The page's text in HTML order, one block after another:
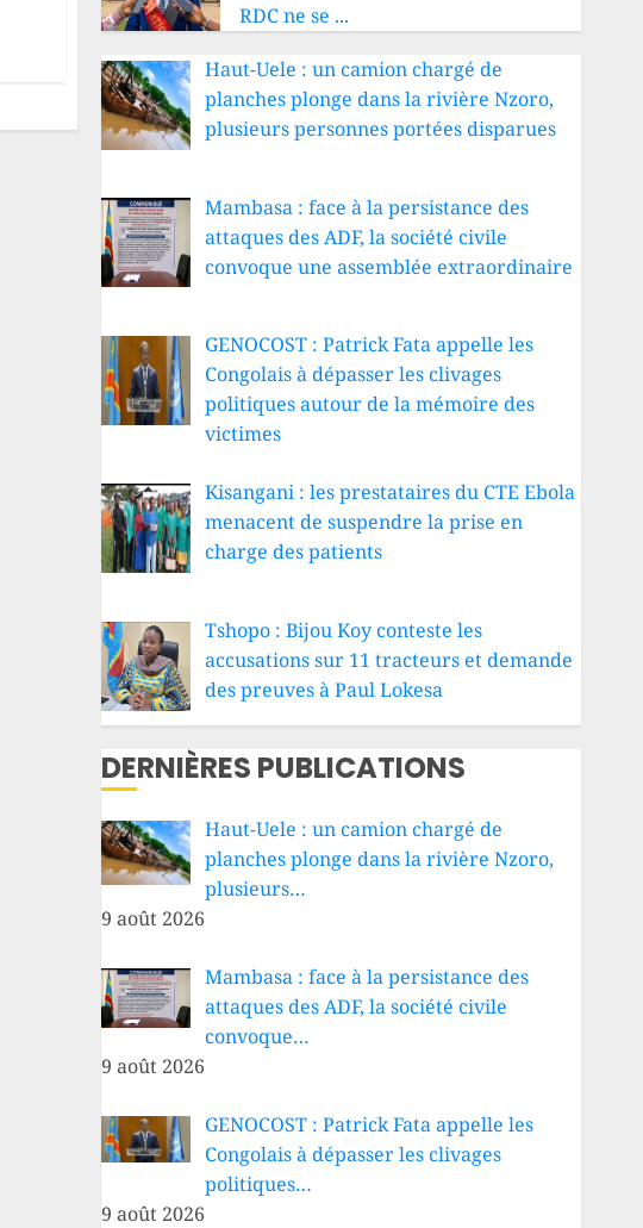
RDC ne se ...
Haut-Uele : un camion chargé de
planches plonge dans la rivière Nzoro,
plusieurs personnes portées disparues
Mambasa : face à la persistance des
attaques des ADF, la société civile
convoque une assemblée extraordinaire
GENOCOST : Patrick Fata appelle les
Congolais à dépasser les clivages
politiques autour de la mémoire des
victimes
Kisangani : les prestataires du CTE Ebola
menacent de suspendre la prise en
charge des patients
Tshopo : Bijou Koy conteste les
accusations sur 11 tracteurs et demande
des preuves à Paul Lokesa
DERNIÈRES PUBLICATIONS
Haut-Uele : un camion chargé de
planches plonge dans la rivière Nzoro,
plusieurs…
9 août 2026
Mambasa : face à la persistance des
attaques des ADF, la société civile
convoque…
9 août 2026
GENOCOST : Patrick Fata appelle les
Congolais à dépasser les clivages
politiques…
9 août 2026